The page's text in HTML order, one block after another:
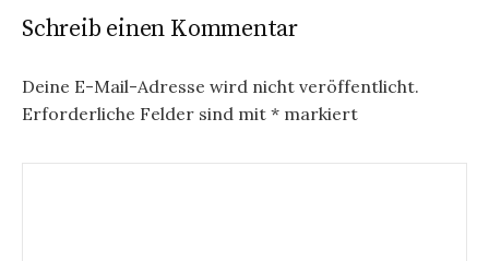
Schreib einen Kommentar
Deine E-Mail-Adresse wird nicht veröffentlicht.
Erforderliche Felder sind mit * markiert